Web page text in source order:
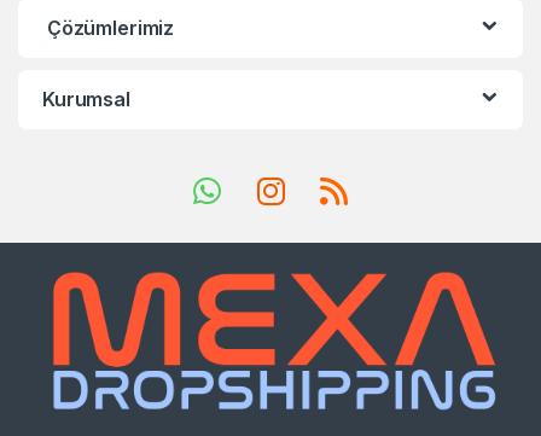
Çözümlerimiz
Kurumsal